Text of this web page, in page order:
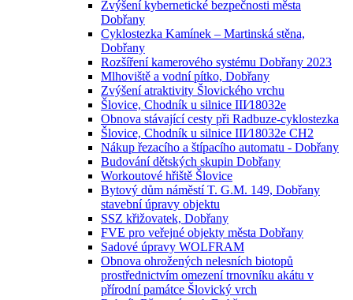
Zvýšení kybernetické bezpečnosti města
Dobřany
Cyklostezka Kamínek – Martinská stěna,
Dobřany
Rozšíření kamerového systému Dobřany 2023
Mlhoviště a vodní pítko, Dobřany
Zvýšení atraktivity Šlovického vrchu
Šlovice, Chodník u silnice III⁄18032e
Obnova stávající cesty při Radbuze-cyklostezka
Šlovice, Chodník u silnice III⁄18032e CH2
Nákup řezacího a štípacího automatu - Dobřany
Budování dětských skupin Dobřany
Workoutové hřiště Šlovice
Bytový dům náměstí T. G.M. 149, Dobřany
stavební úpravy objektu
SSZ křižovatek, Dobřany
FVE pro veřejné objekty města Dobřany
Sadové úpravy WOLFRAM
Obnova ohrožených nelesních biotopů
prostřednictvím omezení trnovníku akátu v
přírodní památce Šlovický vrch